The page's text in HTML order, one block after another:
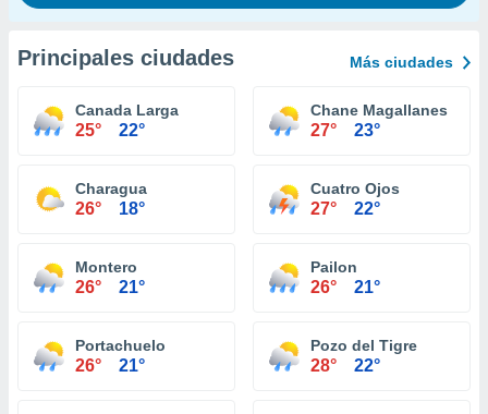
Principales ciudades Más ciudades
Canada Larga
25° 22°
Chane Magallanes
27° 23°
Charagua
26° 18°
Cuatro Ojos
27° 22°
Montero
26° 21°
Pailon
26° 21°
Portachuelo
26° 21°
Pozo del Tigre
28° 22°